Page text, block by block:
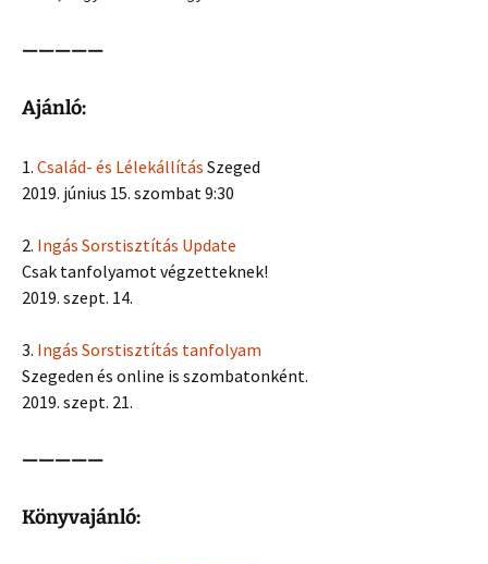
—————
Ajánló:
1. Család- és Lélekállítás Szeged
2019. június 15. szombat 9:30
2. Ingás Sorstisztítás Update
Csak tanfolyamot végzetteknek!
2019. szept. 14.
3. Ingás Sorstisztítás tanfolyam
Szegeden és online is szombatonként.
2019. szept. 21.
—————
Könyvajánló: